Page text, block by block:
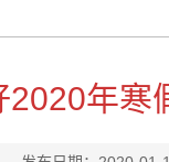
2020年寒